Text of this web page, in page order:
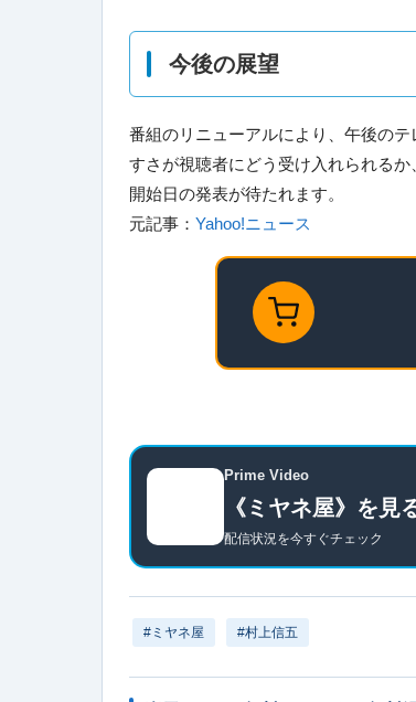
今後の展望
番組のリニューアルにより、午後の
すさが視聴者にどう受け入れられる
開始日の発表が待たれます。
元記事： Yahoo!ニュース
Prime Video
《ミヤネ屋》を見
配信状況を今すぐチェック
#ミヤネ屋 #村上信五